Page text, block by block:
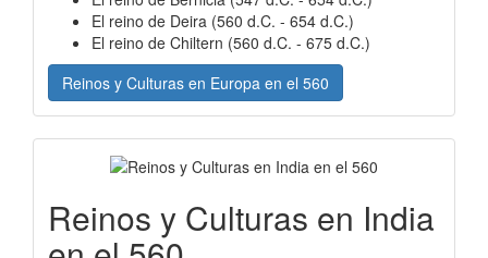
El reino de Deira (560 d.C. - 654 d.C.)
El reino de Chiltern (560 d.C. - 675 d.C.)
Reinos y Culturas en Europa en el 560
Reinos y Culturas en India